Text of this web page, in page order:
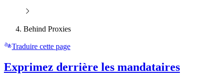
Behind Proxies
Traduire cette page
Exprimez derrière les mandataires